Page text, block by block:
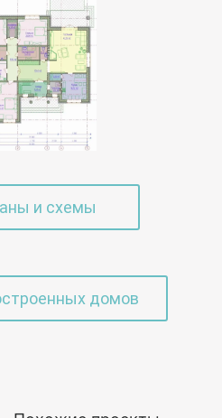
и схемы
домов